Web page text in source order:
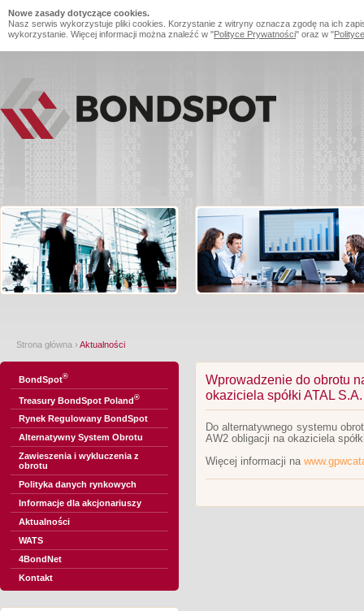
Nowe zasady dotyczące cookies.
Nasz serwis wykorzystuje pliki cookies. Korzystanie z witryny oznacza zgodę na ich
wykorzystanie. Więcej informacji można znaleźć w "Polityce Prywatności" oraz w "
Strona główna › Aktualności
BondSpot®
Treasury BondSpot Poland®
Rynek Regulowany BondSpot
Alternatywny System Obrotu
Zawieszenia i wykluczenia z
obrotu
Polityka danych rynkowych
Informacje dla akcjonariuszy
Aktualności
WATS
4BondNet
Kontakt
Wprowadzenie do obrotu
okaziciela spółki ATAL S.A.
Do alternatywnego systemu
AW2 obligacji na okaziciela
Więcej informacji na